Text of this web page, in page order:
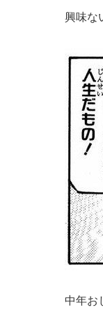
興味な
中年お